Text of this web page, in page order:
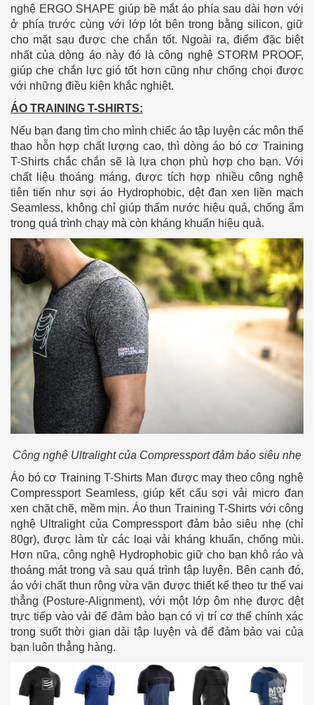
nghệ ERGO SHAPE giúp bề mắt áo phía sau dài hơn với
ở phía trước cùng với lớp lót bên trong bằng silicon, giữ
cho mặt sau được che chắn tốt. Ngoài ra, điểm đặc biệt
nhất của dòng áo này đó là công nghệ STORM PROOF,
giúp che chắn lực gió tốt hơn cũng như chống chọi được
với những điều kiện khắc nghiệt.
ÁO TRAINING T-SHIRTS:
Nếu bạn đang tìm cho mình chiếc áo tập luyện các môn thể
thao hỗn hợp chất lượng cao, thì dòng áo bó cơ Training
T-Shirts chắc chắn sẽ là lựa chọn phù hợp cho bạn. Với
chất liệu thoáng máng, được tích hợp nhiều công nghệ
tiên tiến như sợi áo Hydrophobic, dệt đan xen liền mạch
Seamless, không chỉ giúp thấm nước hiệu quả, chống ẩm
trong quá trình chạy mà còn kháng khuẩn hiệu quả.
Công nghệ Ultralight của Compressport đảm bảo siêu nhẹ
Áo bó cơ Training T-Shirts Man được may theo công nghệ
Compressport Seamless, giúp kết cấu sợi vải micro đan
xen chặt chẽ, mềm mịn. Áo thun Training T-Shirts với công
nghệ Ultralight của Compressport đảm bảo siêu nhẹ (chỉ
80gr), được làm từ các loại vải kháng khuẩn, chống mùi.
Hơn nữa, công nghệ Hydrophobic giữ cho bạn khô ráo và
thoáng mát trong và sau quá trình tập luyện. Bên cạnh đó,
áo với chất thun rộng vừa vặn được thiết kế theo tư thế vai
thẳng (Posture-Alignment), với một lớp ôm nhẹ được dệt
trực tiếp vào vải để đảm bảo bạn có vị trí cơ thể chính xác
trong suốt thời gian dài tập luyện và để đảm bảo vai của
bạn luôn thẳng hàng.